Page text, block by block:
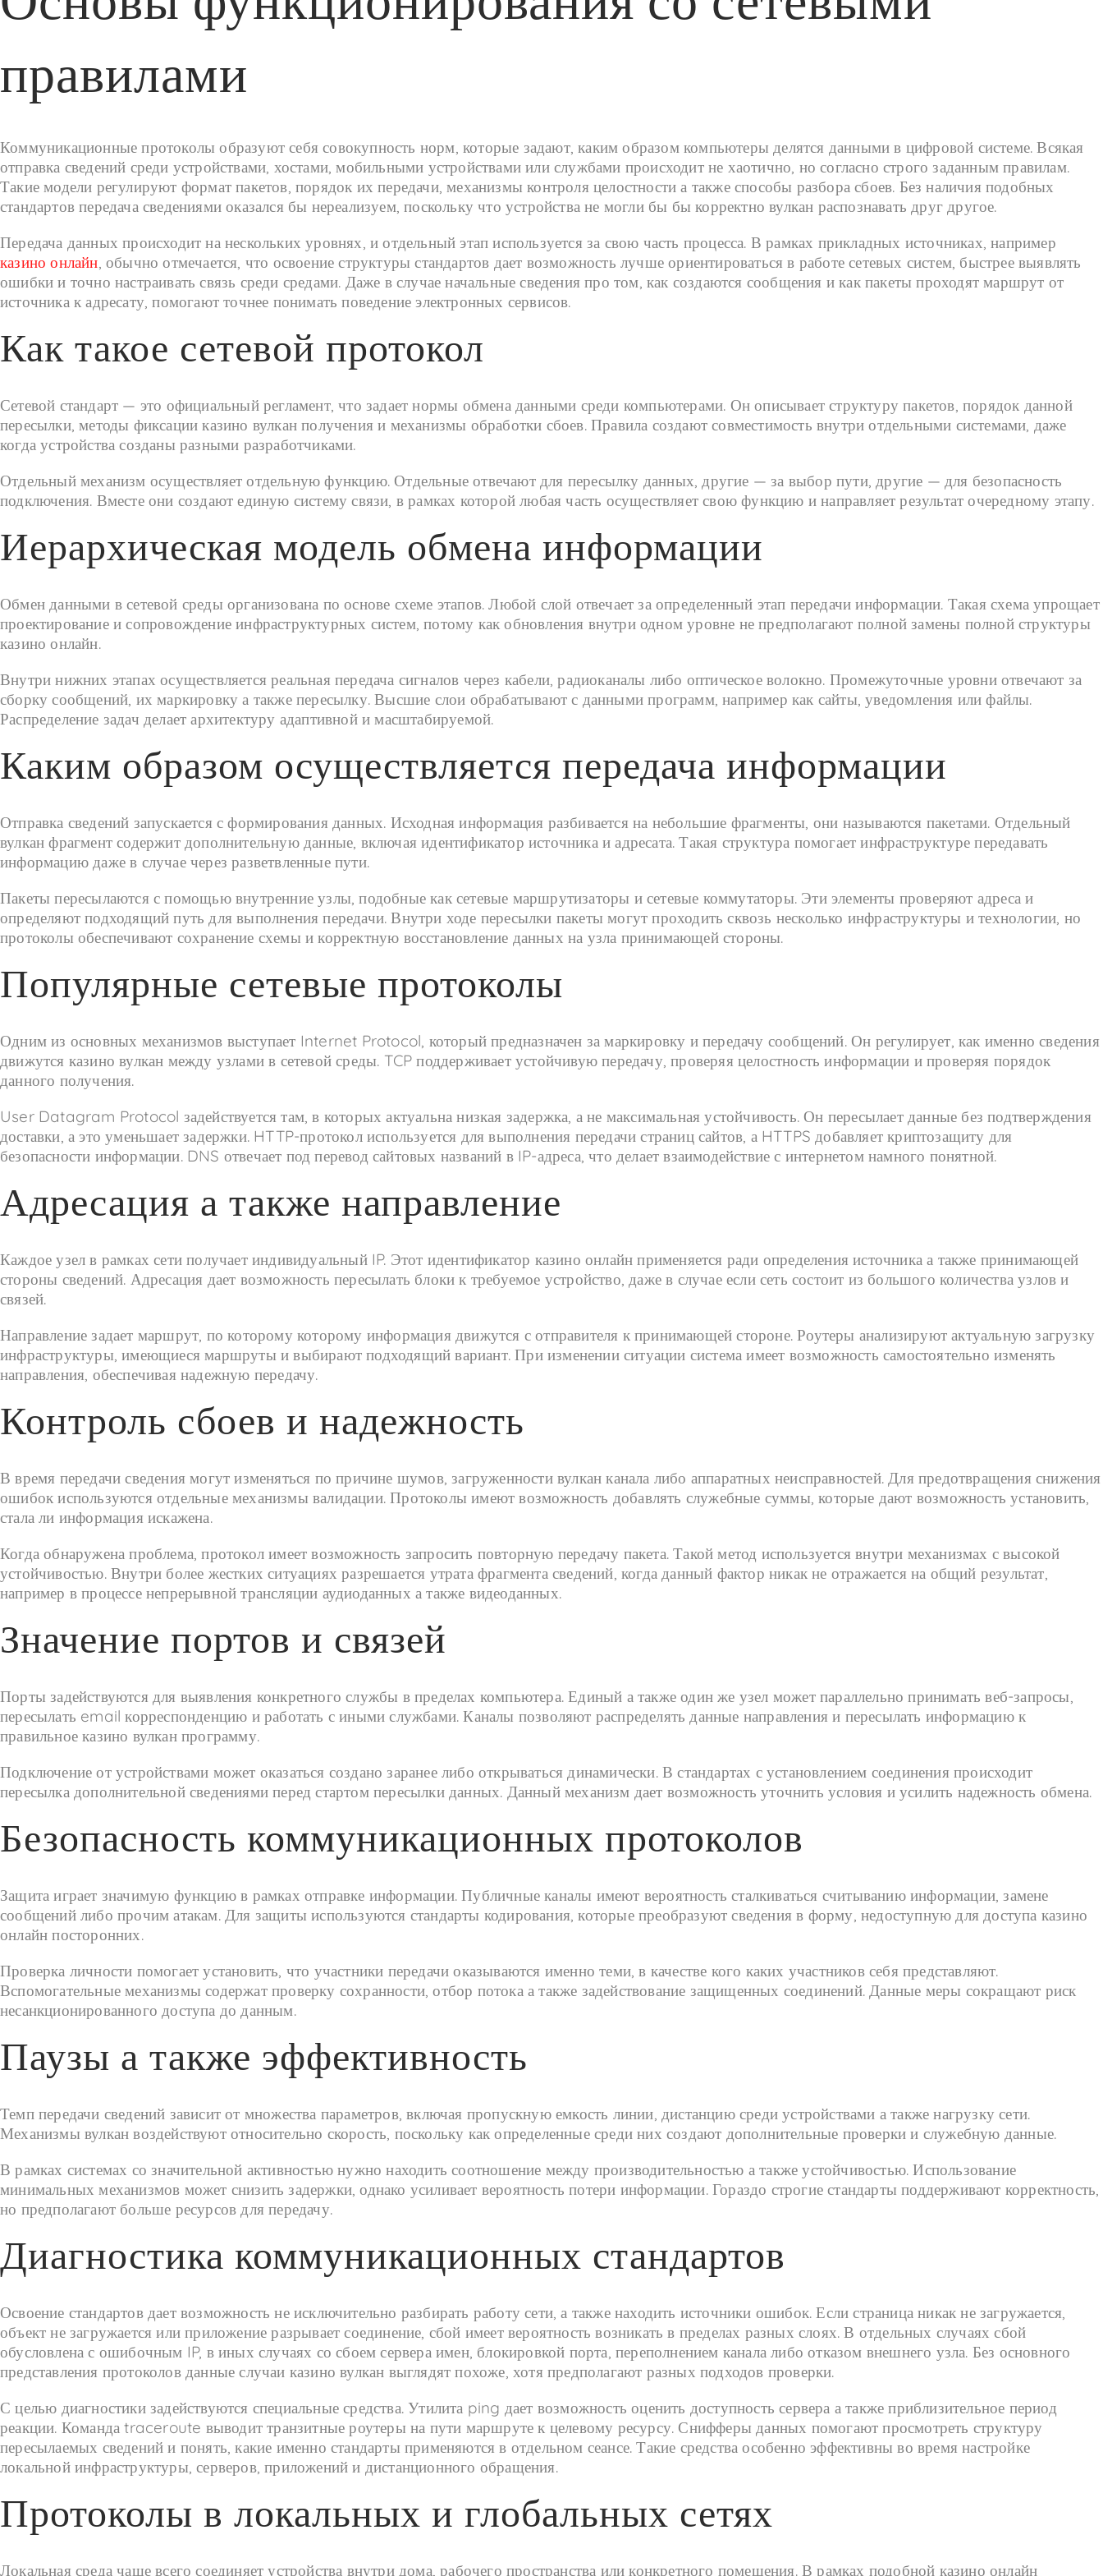
правилами
Коммуникационные протоколы образуют себя совокупность норм, которые задают, каким образом компьютеры делятся данными в цифровой системе. Всякая
отправка сведений среди устройствами, хостами, мобильными устройствами или службами происходит не хаотично, но согласно строго заданным правилам.
Такие модели регулируют формат пакетов, порядок их передачи, механизмы контроля целостности а также способы разбора сбоев. Без наличия подобных
стандартов передача сведениями оказался бы нереализуем, поскольку что устройства не могли бы бы корректно вулкан распознавать друг другое.
Передача данных происходит на нескольких уровнях, и отдельный этап используется за свою часть процесса. В рамках прикладных источниках, например
казино онлайн , обычно отмечается, что освоение структуры стандартов дает возможность лучше ориентироваться в работе сетевых систем, быстрее выявлять
ошибки и точно настраивать связь среди средами. Даже в случае начальные сведения про том, как создаются сообщения и как пакеты проходят маршрут от
источника к адресату, помогают точнее понимать поведение электронных сервисов.
Как такое сетевой протокол
Сетевой стандарт — это официальный регламент, что задает нормы обмена данными среди компьютерами. Он описывает структуру пакетов, порядок данной
пересылки, методы фиксации казино вулкан получения и механизмы обработки сбоев. Правила создают совместимость внутри отдельными системами, даже
когда устройства созданы разными разработчиками.
Отдельный механизм осуществляет отдельную функцию. Отдельные отвечают для пересылку данных, другие — за выбор пути, другие — для безопасность
подключения. Вместе они создают единую систему связи, в рамках которой любая часть осуществляет свою функцию и направляет результат очередному этапу.
Иерархическая модель обмена информации
Обмен данными в сетевой среды организована по основе схеме этапов. Любой слой отвечает за определенный этап передачи информации. Такая схема упрощает
проектирование и сопровождение инфраструктурных систем, потому как обновления внутри одном уровне не предполагают полной замены полной структуры
казино онлайн.
Внутри нижних этапах осуществляется реальная передача сигналов через кабели, радиоканалы либо оптическое волокно. Промежуточные уровни отвечают за
сборку сообщений, их маркировку а также пересылку. Высшие слои обрабатывают с данными программ, например как сайты, уведомления или файлы.
Распределение задач делает архитектуру адаптивной и масштабируемой.
Каким образом осуществляется передача информации
Отправка сведений запускается с формирования данных. Исходная информация разбивается на небольшие фрагменты, они называются пакетами. Отдельный
вулкан фрагмент содержит дополнительную данные, включая идентификатор источника и адресата. Такая структура помогает инфраструктуре передавать
информацию даже в случае через разветвленные пути.
Пакеты пересылаются с помощью внутренние узлы, подобные как сетевые маршрутизаторы и сетевые коммутаторы. Эти элементы проверяют адреса и
определяют подходящий путь для выполнения передачи. Внутри ходе пересылки пакеты могут проходить сквозь несколько инфраструктуры и технологии, но
протоколы обеспечивают сохранение схемы и корректную восстановление данных на узла принимающей стороны.
Популярные сетевые протоколы
Одним из основных механизмов выступает Internet Protocol, который предназначен за маркировку и передачу сообщений. Он регулирует, как именно сведения
движутся казино вулкан между узлами в сетевой среды. TCP поддерживает устойчивую передачу, проверяя целостность информации и проверяя порядок
данного получения.
User Datagram Protocol задействуется там, в которых актуальна низкая задержка, а не максимальная устойчивость. Он пересылает данные без подтверждения
доставки, а это уменьшает задержки. HTTP-протокол используется для выполнения передачи страниц сайтов, а HTTPS добавляет криптозащиту для
безопасности информации. DNS отвечает под перевод сайтовых названий в IP-адреса, что делает взаимодействие с интернетом намного понятной.
Адресация а также направление
Каждое узел в рамках сети получает индивидуальный IP. Этот идентификатор казино онлайн применяется ради определения источника а также принимающей
стороны сведений. Адресация дает возможность пересылать блоки к требуемое устройство, даже в случае если сеть состоит из большого количества узлов и
связей.
Направление задает маршрут, по которому которому информация движутся с отправителя к принимающей стороне. Роутеры анализируют актуальную загрузку
инфраструктуры, имеющиеся маршруты и выбирают подходящий вариант. При изменении ситуации система имеет возможность самостоятельно изменять
направления, обеспечивая надежную передачу.
Контроль сбоев и надежность
В время передачи сведения могут изменяться по причине шумов, загруженности вулкан канала либо аппаратных неисправностей. Для предотвращения снижения
ошибок используются отдельные механизмы валидации. Протоколы имеют возможность добавлять служебные суммы, которые дают возможность установить,
стала ли информация искажена.
Когда обнаружена проблема, протокол имеет возможность запросить повторную передачу пакета. Такой метод используется внутри механизмах с высокой
устойчивостью. Внутри более жестких ситуациях разрешается утрата фрагмента сведений, когда данный фактор никак не отражается на общий результат,
например в процессе непрерывной трансляции аудиоданных а также видеоданных.
Значение портов и связей
Порты задействуются для выявления конкретного службы в пределах компьютера. Единый а также один же узел может параллельно принимать веб-запросы,
пересылать email корреспонденцию и работать с иными службами. Каналы позволяют распределять данные направления и пересылать информацию к
правильное казино вулкан программу.
Подключение от устройствами может оказаться создано заранее либо открываться динамически. В стандартах с установлением соединения происходит
пересылка дополнительной сведениями перед стартом пересылки данных. Данный механизм дает возможность уточнить условия и усилить надежность обмена.
Безопасность коммуникационных протоколов
Защита играет значимую функцию в рамках отправке информации. Публичные каналы имеют вероятность сталкиваться считыванию информации, замене
сообщений либо прочим атакам. Для защиты используются стандарты кодирования, которые преобразуют сведения в форму, недоступную для доступа казино
онлайн посторонних.
Проверка личности помогает установить, что участники передачи оказываются именно теми, в качестве кого каких участников себя представляют.
Вспомогательные механизмы содержат проверку сохранности, отбор потока а также задействование защищенных соединений. Данные меры сокращают риск
несанкционированного доступа до данным.
Паузы а также эффективность
Темп передачи сведений зависит от множества параметров, включая пропускную емкость линии, дистанцию среди устройствами а также нагрузку сети.
Механизмы вулкан воздействуют относительно скорость, поскольку как определенные среди них создают дополнительные проверки и служебную данные.
В рамках системах со значительной активностью нужно находить соотношение между производительностью а также устойчивостью. Использование
минимальных механизмов может снизить задержки, однако усиливает вероятность потери информации. Гораздо строгие стандарты поддерживают корректность,
но предполагают больше ресурсов для передачу.
Диагностика коммуникационных стандартов
Освоение стандартов дает возможность не исключительно разбирать работу сети, а также находить источники ошибок. Если страница никак не загружается,
объект не загружается или приложение разрывает соединение, сбой имеет вероятность возникать в пределах разных слоях. В отдельных случаях сбой
обусловлена с ошибочным IP, в иных случаях со сбоем сервера имен, блокировкой порта, переполнением канала либо отказом внешнего узла. Без основного
представления протоколов данные случаи казино вулкан выглядят похоже, хотя предполагают разных подходов проверки.
С целью диагностики задействуются специальные средства. Утилита ping дает возможность оценить доступность сервера а также приблизительное период
реакции. Команда traceroute выводит транзитные роутеры на пути маршруте к целевому ресурсу. Снифферы данных помогают просмотреть структуру
пересылаемых сведений и понять, какие именно стандарты применяются в отдельном сеансе. Такие средства особенно эффективны во время настройке
локальной инфраструктуры, серверов, приложений и дистанционного обращения.
Протоколы в локальных и глобальных сетях
Локальная среда чаще всего соединяет устройства внутри дома, рабочего пространства или конкретного помещения. В рамках подобной казино онлайн